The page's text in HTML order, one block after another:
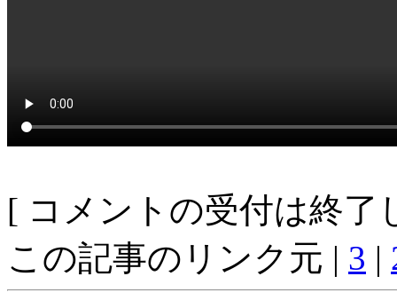
[ コメントの受付は終了
この記事のリンク元 | 3 |